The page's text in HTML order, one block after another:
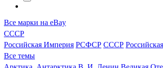
Все марки на eBay
СССР
Российская Империя РСФСР СССР
Все темы